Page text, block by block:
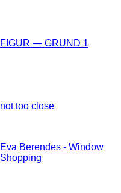
FIGUR — GRUND 1
not too close
Eva Berendes - Window
Shopping